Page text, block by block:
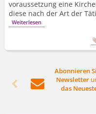
voraussetzung eine
diese nach der Art der
Weiterlesen
 
Abonnieren
Newsletter
das